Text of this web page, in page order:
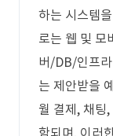
하는 시스템
로는 웹 및 모
버/DB/인프
는 제안받을
월 결제, 채팅
함되며, 이러